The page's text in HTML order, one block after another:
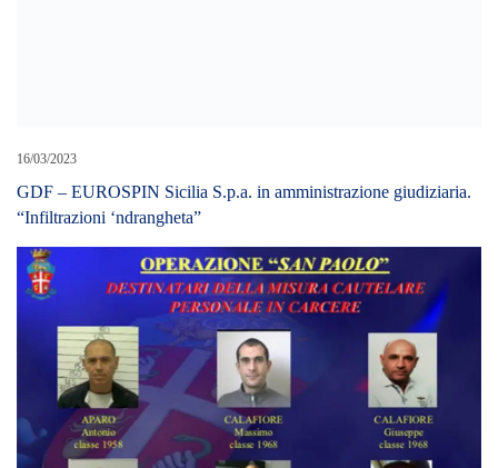
16/03/2023
GDF – EUROSPIN Sicilia S.p.a. in amministrazione giudiziaria.
“Infiltrazioni ‘ndrangheta”